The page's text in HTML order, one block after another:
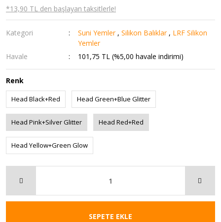
*13,90 TL den başlayan taksitlerle!
Kategori Suni Yemler ,Silikon Balıklar , LRF Silikon
Yemler
Havale
101,75 TL (%5,00 havale indirimi)
Renk
Head Black+Red Head Green+Blue Glitter
Head Pink+Silver Glitter Head Red+Red
Head Yellow+Green Glow
SEPETE EKLE